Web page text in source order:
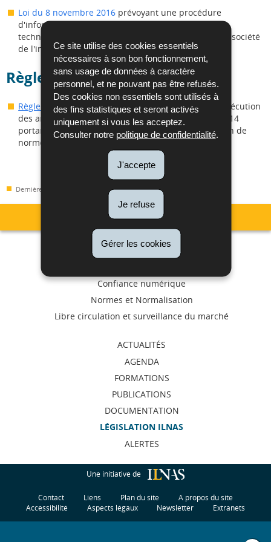
Ce site utilise des cookies essentiels
nécessaires à son bon fonctionnement,
sans usage de données à caractère
personnel, et ne pouvant pas être refusés.
Des cookies non essentiels sont utilisés à
des fins statistiques et seront activés
uniquement si vous les acceptez.
Consulter notre politique de confidentialité.
J'accepte
Je refuse
Gérer les cookies
Loi du 8 novembre 2016 prévoyant une procédure
d'information dans le domaine des réglementations
techniques et des règles relatives aux services de la société
de l'information
Règlements grand-ducaux
Règlement grand-ducal du 12 avril 2016- portant exécution
des articles 3, 5 et 7 de la loi modifiée du 4 juillet 2014
portant réorganisation de l’ILNAS (relatif à la création de
normes)
Dernière mise à jour 09/10/2019
navigation
Métrologie
Confiance numérique
Normes et Normalisation
Libre circulation et surveillance du marché
ACTUALITÉS
AGENDA
FORMATIONS
PUBLICATIONS
DOCUMENTATION
LÉGISLATION ILNAS
ALERTES
Une initiative de
Contact Liens Plan du site
A propos du site
Accessibilité
Aspects légaux Newsletter Extranets
H
u
t
d
p
g